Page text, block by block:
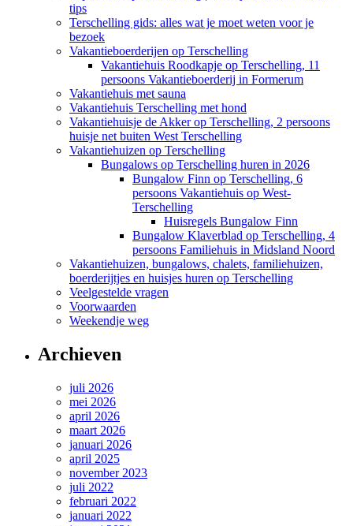
tips
Terschelling gids: alles wat je moet weten voor je
bezoek
Vakantieboerderijen op Terschelling
Vakantiehuis Roodkapje op Terschelling, 11
persoons Vakantieboerderij in Formerum
Vakantiehuis met sauna
Vakantiehuis Terschelling met hond
Vakantiehuisje de Akker op Terschelling, 2 persoons
huisje net buiten West Terschelling
Vakantiehuizen op Terschelling
Bungalows op Terschelling huren in 2026
Bungalow Finn op Terschelling, 6
persoons Vakantiehuis op West-
Terschelling
Huisregels Bungalow Finn
Bungalow Klaverblad op Terschelling, 4
persoons Familiehuis in Midsland Noord
Vakantiehuizen, bungalows, chalets, familiehuizen,
boerderijtjes en huisjes huren op Terschelling
Veelgestelde vragen
Voorwaarden
Weekendje weg
Archieven
juli 2026
mei 2026
april 2026
maart 2026
januari 2026
april 2025
november 2023
juli 2022
februari 2022
januari 2022